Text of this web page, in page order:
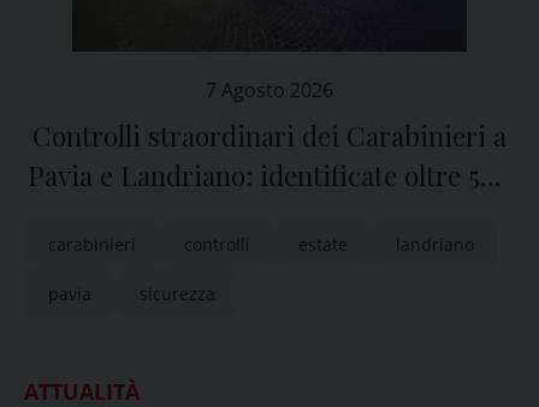
7 Agosto 2026
Controlli straordinari dei Carabinieri a
Pavia e Landriano: identificate oltre 500
carabinieri controlli estate landriano
pavia sicurezza
ATTUALITÀ